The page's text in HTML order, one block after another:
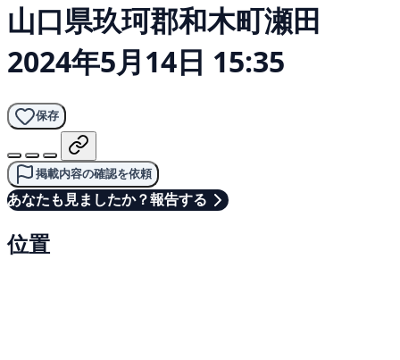
山口県玖珂郡和木町瀬田
2024年5月14日 15:35
保存
掲載内容の確認を依頼
あなたも見ましたか？報告する
位置